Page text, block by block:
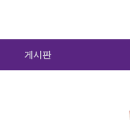
게시판